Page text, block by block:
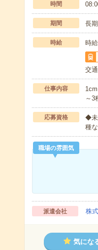
時間
期間 長
時給 時
交
仕事内容
～3
応募資格
◆未
種
職場の雰囲気
派遣会社 株
気にな